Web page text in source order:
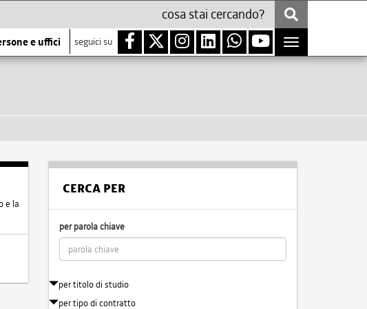
e uffici seguici su
Toggle
navigation
e la
CERCA PER
per parola chiave
per titolo di studio
per tipo di contratto